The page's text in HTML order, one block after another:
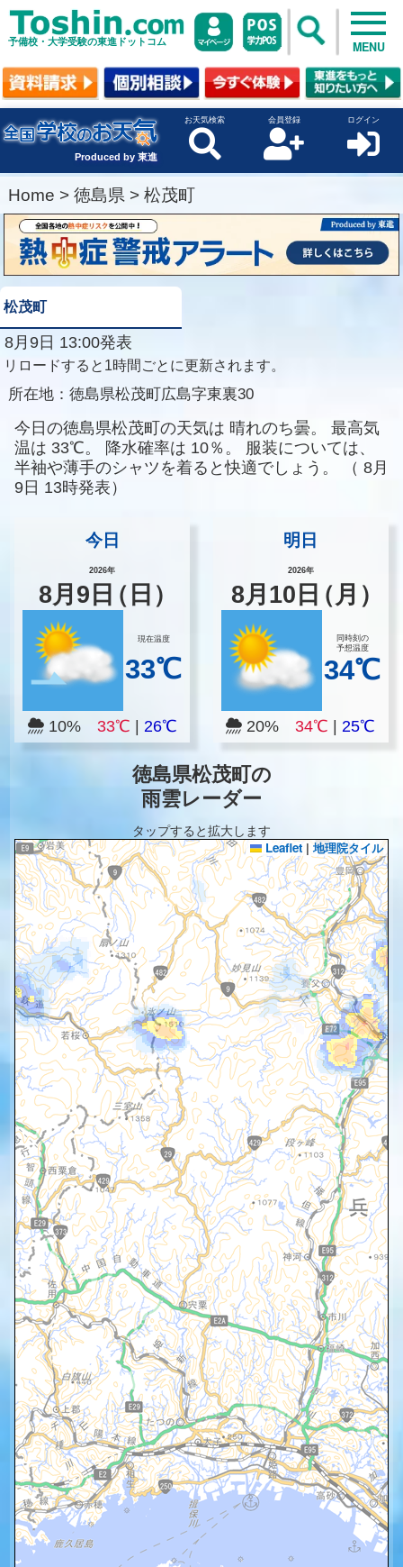
予備校・大学受験の東進ドットコム MENU
Produced by 東進
お天気検索 会員登録 ログイン
Home > 徳島県 > 松茂町
松茂町
8月9日 13:00発表
リロードすると1時間ごとに更新されます。
所在地： 徳島県松茂町広島字東裏30
今日の徳島県松茂町の天気は 晴れのち曇。
最高気
温は 33℃。 降水確率は 10％。
服装については、
半袖や薄手のシャツを着ると快適でしょう。
（ 8月
9日 13時発表）
今日
2026年
8月 9 日（日）
現在温度
33℃
10% 33℃ 26℃
明日
2026年
8月 10 日（月）
同時刻の
予想温度
34℃
20%34℃ |25℃
徳島県松茂町の
雨雲レーダー
タップすると拡大します
Leaflet | 地理院タイル